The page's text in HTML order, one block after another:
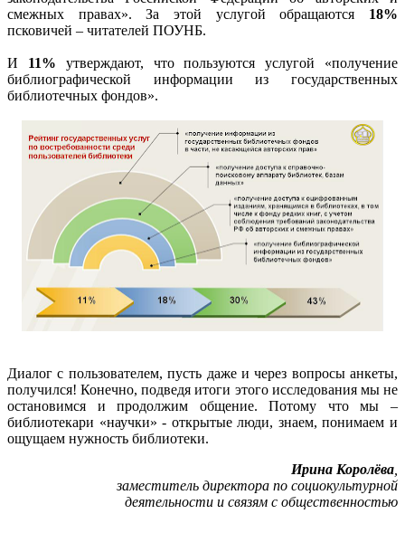
смежных правах». За этой услугой обращаются 18%
псковичей – читателей ПОУНБ.
И 11% утверждают, что пользуются услугой «получение
библиографической информации из государственных
библиотечных фондов».
Диалог с пользователем, пусть даже и через вопросы анкеты,
получился! Конечно, подведя итоги этого исследования мы не
остановимся и продолжим общение. Потому что мы –
библиотекари «научки» - открытые люди, знаем, понимаем и
ощущаем нужность библиотеки.
Ирина Королёва
заместитель директора по социокультурной
деятельности и связям с общественностью